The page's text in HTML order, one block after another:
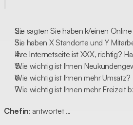
Sie sagten Sie haben k/einen
Sie haben X Standorte und Y
Ihre Internetseite ist XXX, richtig?
Wie wichtig ist Ihnen
Wie wichtig ist Ihnen mehr Umsatz?
Wie wichtig ist Ihnen mehr Freizeit
Chefin: antwortet …